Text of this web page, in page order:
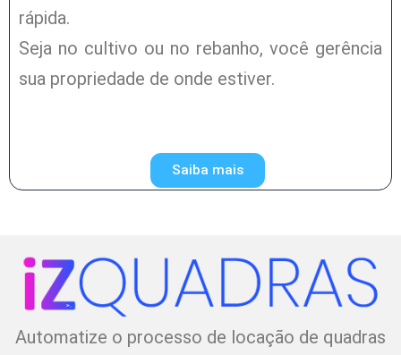
rápida.
Seja no cultivo ou no rebanho, você gerência
sua propriedade de onde estiver.
Saiba mais
Automatize o processo de locação de quadras